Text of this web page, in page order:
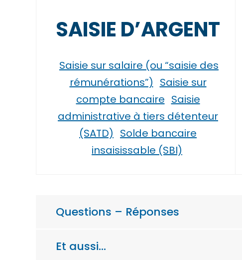
SAISIE D’ARGENT
Saisie sur salaire (ou “saisie des
rémunérations”) Saisie sur
compte bancaire Saisie
administrative à tiers détenteur
(SATD) Solde bancaire
insaisissable (SBI)
Questions – Réponses
Et aussi…